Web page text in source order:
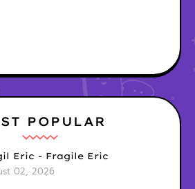
POPULAR
Eric - Fragile Eric
02, 2026